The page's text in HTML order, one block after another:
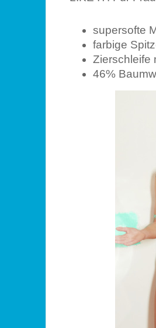
supersofte
farbige
Zierschleife
46%